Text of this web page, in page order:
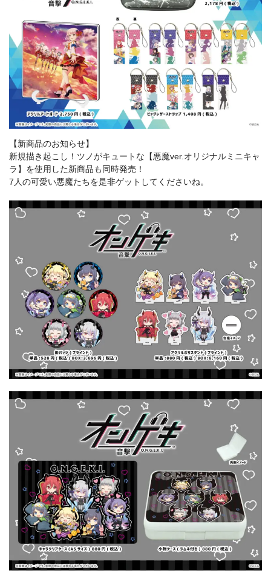
【新商品のお知らせ】
新規描き起こし！ツノがキュートな【悪魔ver.オリジナルミニキャ
ラ】を使用した新商品も同時発売！
7人の可愛い悪魔たちを是非ゲットしてくださいね。